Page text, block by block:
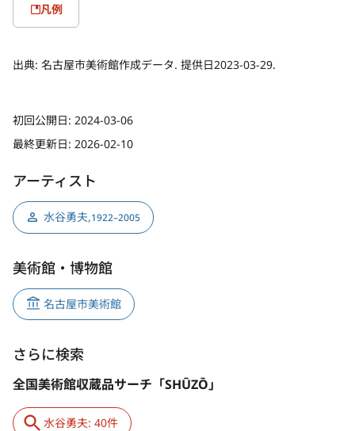
凡例
出典: 名古屋市美術館作成データ. 提供日2023-03-29.
初回公開日: 2024-03-06
最終更新日: 2026-02-10
アーティスト
水谷勇夫,1922–2005
美術館・博物館
名古屋市美術館
さらに検索
全国美術館収蔵品サーチ「SHŪZŌ」
水谷勇夫: 40件